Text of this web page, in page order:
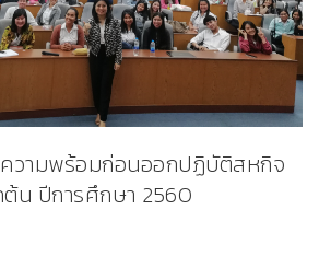
วามพร้อมก่อนออกปฏิบัติสหกิจ
ต้น ปีการศึกษา 2560